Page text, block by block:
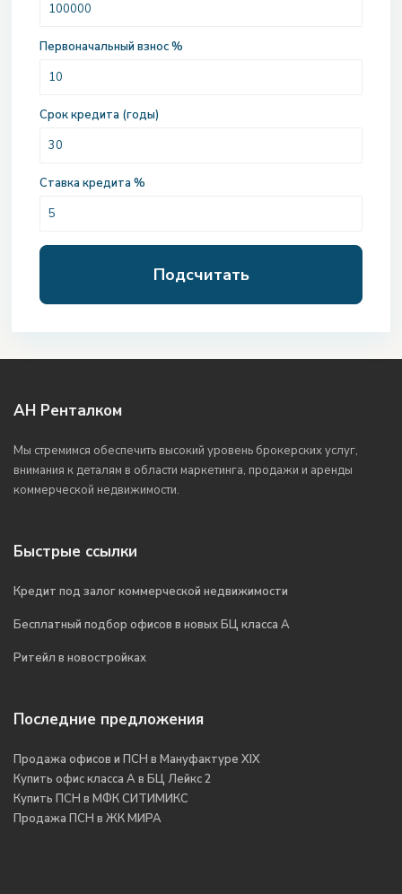
Первоначальный взнос %
Срок кредита (годы)
Ставка кредита %
Подсчитать
АН Ренталком
Мы стремимся обеспечить высокий уровень брокерских услуг,
внимания к деталям в области маркетинга, продажи и аренды
коммерческой недвижимости.
Быстрые ссылки
Кредит под залог коммерческой недвижимости
Бесплатный подбор офисов в новых БЦ класса А
Ритейл в новостройках
Последние предложения
Продажа офисов и ПСН в Мануфактуре XIX
Купить офис класса А в БЦ Лейкс 2
Купить ПСН в МФК СИТИМИКС
Продажа ПСН в ЖК МИРА